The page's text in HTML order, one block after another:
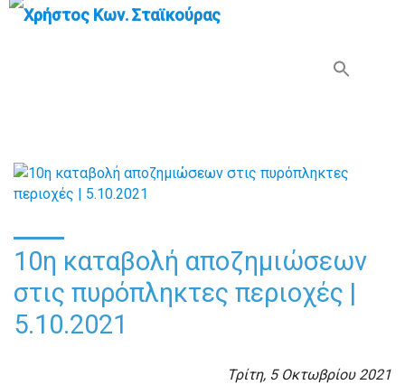
10η καταβολή αποζημιώσεων
στις πυρόπληκτες περιοχές |
5.10.2021
Τρίτη, 5 Οκτωβρίου 2021